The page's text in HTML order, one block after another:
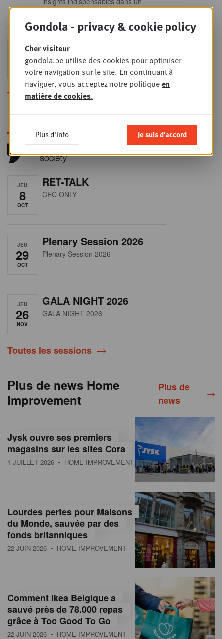
secteur en plein
JEU
24
Sales & nego Summit
2026
Sales & Nego summit 2026
Toutes les formations
JEU
8
OCT
RET-TALK
CEO ONLY
JEU
29
OCT
Plenary Session 2026
Plenary Session 2026
JEU
26
NOV
GALA NIGHT 2026
GALA NIGHT 2026
Toutes les sessions
Plus de news Home
Improvement
Plus de
news
Jysk ouvre ses premiers
magasins sur les sites Cora
1 JUILLET 2026 • HOME IMPROVEMENT
Lourdes pertes pour Maisons
du Monde, sauvée par des
fonds britanniques
22 JUIN 2026 • HOME IMPROVEMENT
Comment Ikea Belgique a
sauvé près de 78.000 repas
grâce à Too Good To Go
22 JUIN 2026 • HOME IMPROVEMENT
Gondola - privacy & cookie policy
Cher visiteur
gondola.be utilise des cookies pour optimiser
votre navigation sur le site. En continuant à
naviguer, vous acceptez notre politiqueen
matière de cookies.
Plus d'info Je suis d'accord